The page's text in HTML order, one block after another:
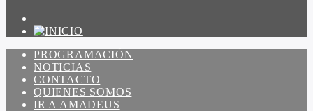
PROGRAMACIÓN
NOTICIAS
CONTACTO
QUIENES SOMOS
IR A AMADEUS